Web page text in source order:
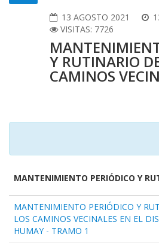
13 AGOSTO 2021
VISITAS: 7726
Y RUTINARIO
CAMINOS
MANTENIMIENTO PERIÓDICO Y
MANTENIMIENTO PERIÓDICO Y
LOS CAMINOS VECINALES EN EL
HUMAY - TRAMO 1